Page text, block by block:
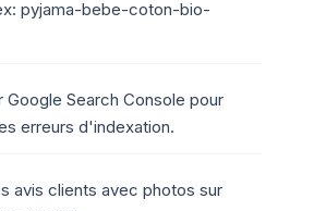
pyjama-bebe-coton-bio-
Google Search Console pour
erreurs d'indexation.
avis clients avec photos sur